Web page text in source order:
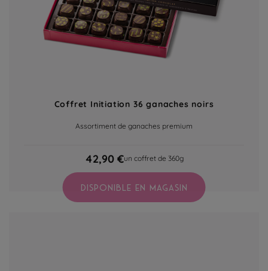
Coffret Initiation 36 ganaches noirs
Assortiment de ganaches premium
42,90 €un coffret de 360g
DISPONIBLE EN MAGASIN